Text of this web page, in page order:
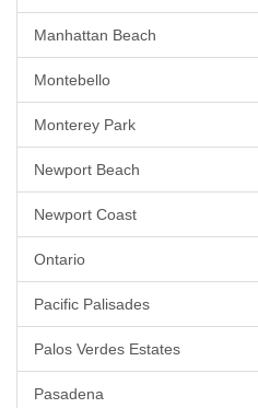
Manhattan Beach
Montebello
Monterey Park
Newport Beach
Newport Coast
Ontario
Pacific Palisades
Palos Verdes Estates
Pasadena